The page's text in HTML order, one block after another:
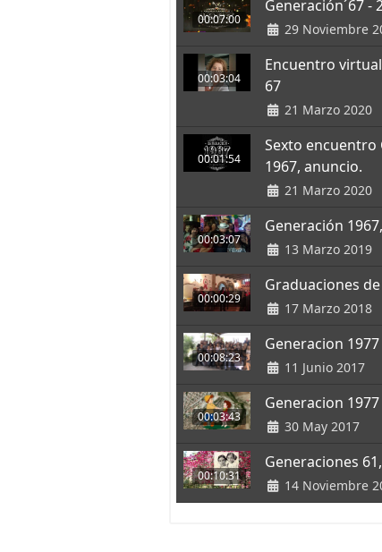
00:07:00
Generación´67 -
29 Noviembre
00:03:04
Encuentro
67
21 Marzo 2020
00:01:54
Sexto encuentro
1967, anuncio.
21 Marzo 2020
00:03:07
Generación
13 Marzo 2019
00:00:29
Graduaciones
17 Marzo 2018
00:08:23
Generacion
11 Junio 2017
00:03:43
Generacion
30 May 2017
00:10:31
Generaciones
14 Noviembre